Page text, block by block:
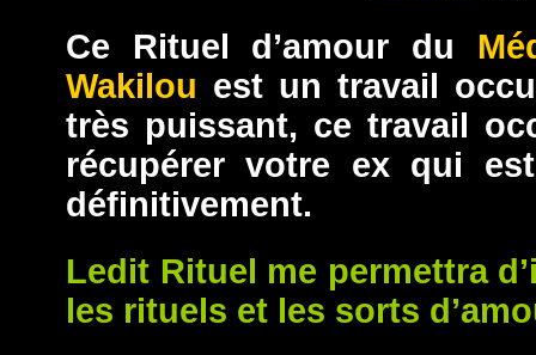
Ce Rituel d’amour du
Wakilou est un travail
très puissant, ce travail
récupérer votre ex qui
définitivement.
Ledit Rituel me permettra
les rituels et les sorts